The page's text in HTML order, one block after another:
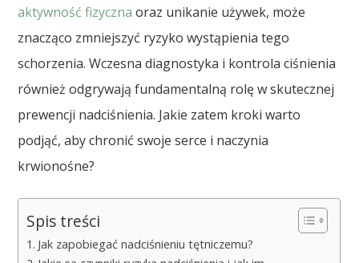
aktywność fizyczna oraz unikanie używek, może
znacząco zmniejszyć ryzyko wystąpienia tego
schorzenia. Wczesna diagnostyka i kontrola ciśnienia
również odgrywają fundamentalną rolę w skutecznej
prewencji nadciśnienia. Jakie zatem kroki warto
podjąć, aby chronić swoje serce i naczynia
krwionośne?
Spis treści
Jak zapobiegać nadciśnieniu tętniczemu?